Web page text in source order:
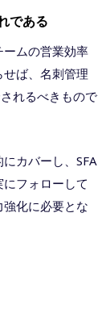
である
ームの営業効率
ば、名刺管理
れるべきもので
カバーし、SFA
フォローして
化に必要とな